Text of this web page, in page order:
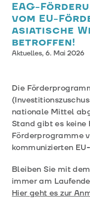
EAG-
vom EU-
asiatische
betroffen!
Aktuelles, 6. Mai 2026
Die
nationale Mittel
Stand gibt es keine
Förderprogramme
kommunizierten
Bleiben Sie mit dem
immer am
Hier geht es zur